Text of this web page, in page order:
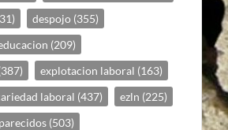
despojo (355)
(209)
explotacion laboral (163)
laboral (437) ezln (225)
(503)